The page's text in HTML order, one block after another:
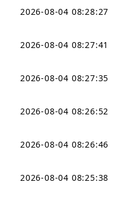
2026-08-04 08:28:27
2026-08-04 08:27:41
2026-08-04 08:27:35
2026-08-04 08:26:52
2026-08-04 08:26:46
2026-08-04 08:25:38